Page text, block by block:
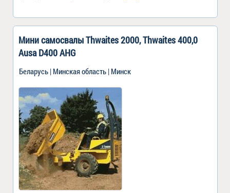
Мини самосвалы Thwaites 2000, Thwaites 400,0
Ausa D400 AHG
Беларусь | Минская область | Минск